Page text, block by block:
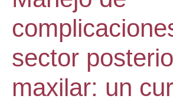
sector
maxilar: un